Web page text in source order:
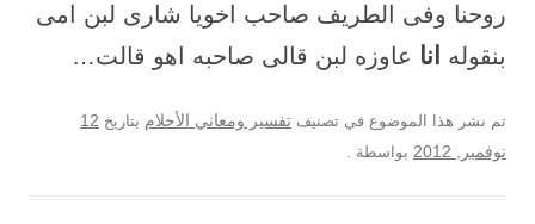
روحنا وفى الطريف صاحب اخويا شارى لبن امى
بنقوله
انا عاوزه لبن قالى صاحبه اهو قالت…
تم نشر هذا الموضوع في تصنيف تفسير ومعاني الأحلام بتاريخ 12
نوفمبر, 2012
بواسطة .